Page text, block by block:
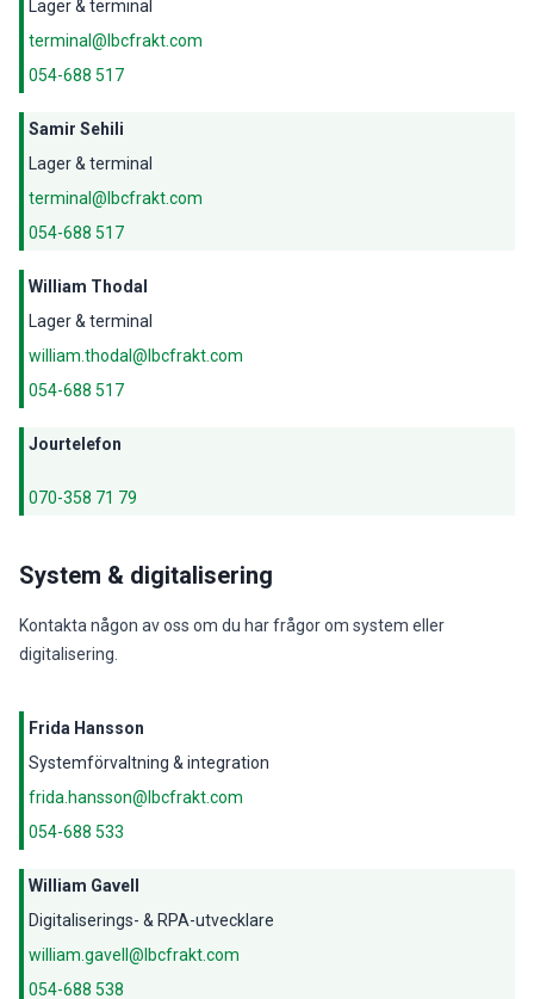
Lager & terminal
terminal@lbcfrakt.com
054-688 517
Samir Sehili
Lager & terminal
terminal@lbcfrakt.com
054-688 517
William Thodal
Lager & terminal
william.thodal@lbcfrakt.com
054-688 517
Jourtelefon
070-358 71 79
System & digitalisering
Kontakta någon av oss om du har frågor om system eller
digitalisering.
Frida Hansson
Systemförvaltning & integration
frida.hansson@lbcfrakt.com
054-688 533
William Gavell
Digitaliserings- & RPA-utvecklare
william.gavell@lbcfrakt.com
054-688 538